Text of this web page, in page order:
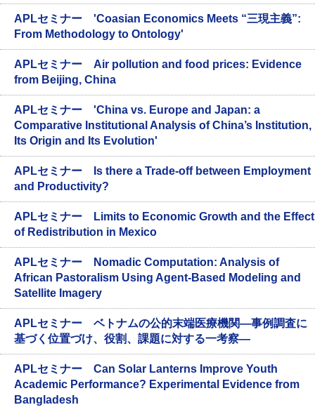
APLセミナー 'Coasian Economics Meets “三現主義”:
From Methodology to Ontology'
APLセミナー Air pollution and food prices: Evidence
from Beijing, China
APLセミナー 'China vs. Europe and Japan: a
Comparative Institutional Analysis of China’s Institution,
Its Origin and Its Evolution'
APLセミナー Is there a Trade-off between Employment
and Productivity?
APLセミナー Limits to Economic Growth and the Effect
of Redistribution in Mexico
APLセミナー Nomadic Computation: Analysis of
African Pastoralism Using Agent-Based Modeling and
Satellite Imagery
APLセミナー ベトナムの公的末端医療機関—事例調査に
基づく位置づけ、役割、課題に対する一考察—
APLセミナー Can Solar Lanterns Improve Youth
Academic Performance? Experimental Evidence from
Bangladesh